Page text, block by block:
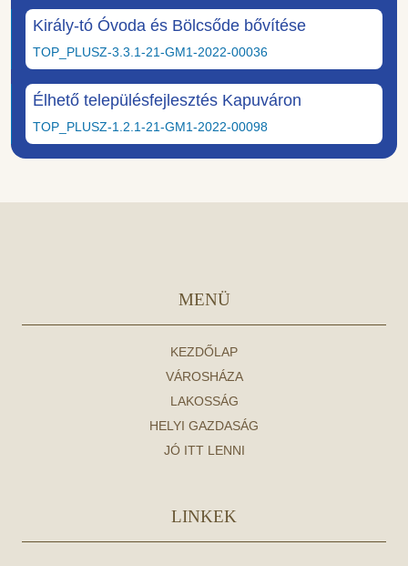
Király-tó Óvoda és Bölcsőde bővítése
TOP_PLUSZ-3.3.1-21-GM1-2022-00036
Élhető településfejlesztés Kapuváron
TOP_PLUSZ-1.2.1-21-GM1-2022-00098
MENÜ
KEZDŐLAP
VÁROSHÁZA
LAKOSSÁG
HELYI GAZDASÁG
JÓ ITT LENNI
LINKEK